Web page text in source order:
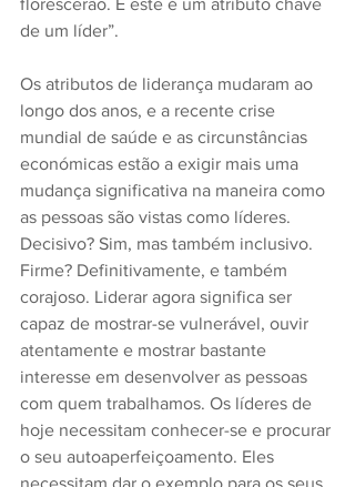
florescerão. E este é um atributo chave
de um líder”.
Os atributos de liderança mudaram ao
longo dos anos, e a recente crise
mundial de saúde e as circunstâncias
económicas estão a exigir mais uma
mudança significativa na maneira como
as pessoas são vistas como líderes.
Decisivo? Sim, mas também inclusivo.
Firme? Definitivamente, e também
corajoso. Liderar agora significa ser
capaz de mostrar-se vulnerável, ouvir
atentamente e mostrar bastante
interesse em desenvolver as pessoas
com quem trabalhamos. Os líderes de
hoje necessitam conhecer-se e procurar
o seu autoaperfeiçoamento. Eles
necessitam dar o exemplo para os seus